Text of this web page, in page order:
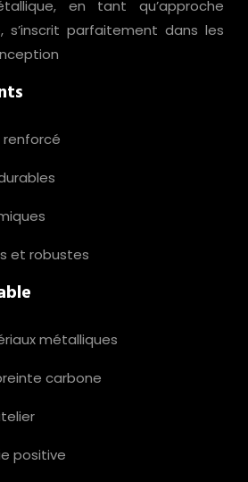
en tant qu’approche
s’inscrit parfaitement dans les
renforcé
et robustes
métalliques
carbone
positive